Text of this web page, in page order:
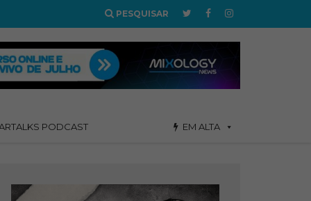
PESQUISAR
PODCAST EM ALTA